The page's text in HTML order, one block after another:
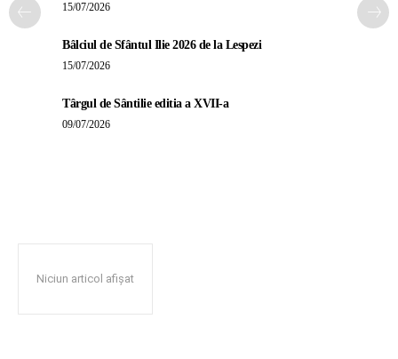
15/07/2026
Bâlciul de Sfântul Ilie 2026 de la Lespezi
15/07/2026
Târgul de Sântilie editia a XVII-a
09/07/2026
Niciun articol afișat